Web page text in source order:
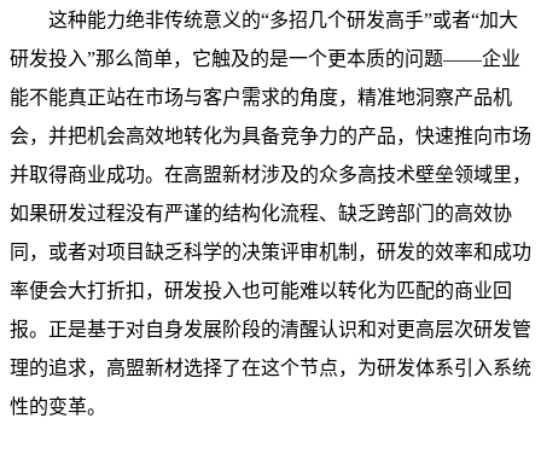
这种能力绝非传统意义的“多招几个研发高手”或者“加大
研发投入”那么简单，它触及的是一个更本质的问题——企业
能不能真正站在市场与客户需求的角度，精准地洞察产品机
会，并把机会高效地转化为具备竞争力的产品，快速推向市场
并取得商业成功。在高盟新材涉及的众多高技术壁垒领域里，
如果研发过程没有严谨的结构化流程、缺乏跨部门的高效协
同，或者对项目缺乏科学的决策评审机制，研发的效率和成功
率便会大打折扣，研发投入也可能难以转化为匹配的商业回
报。正是基于对自身发展阶段的清醒认识和对更高层次研发管
理的追求，高盟新材选择了在这个节点，为研发体系引入系统
性的变革。